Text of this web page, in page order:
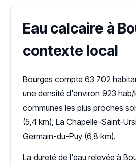
Eau calcaire à
contexte local
Bourges compte 63 702
une densité d'environ 923 hab/
communes les plus proches
(5,4 km), La Chapelle-Saint-
Germain-du-Puy (6,8 km).
La dureté de l'eau relevée à